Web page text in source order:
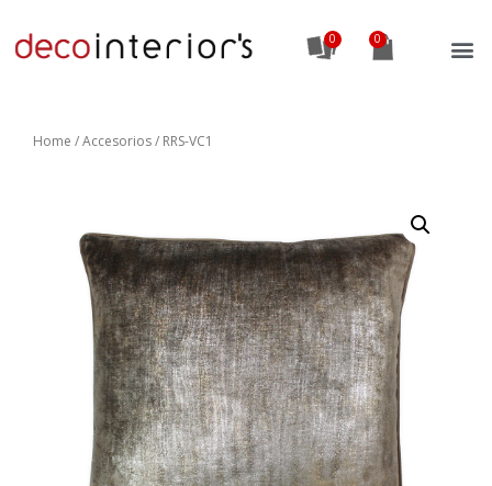
0
Home /Accesorios/ RRS-VC1